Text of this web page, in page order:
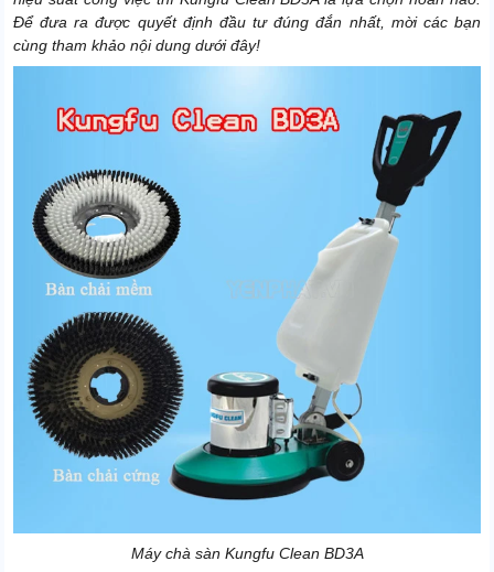
Để đưa ra được quyết định đầu tư đúng đắn nhất, mời các bạn
cùng tham khảo nội dung dưới đây!
Máy chà sàn Kungfu Clean BD3A